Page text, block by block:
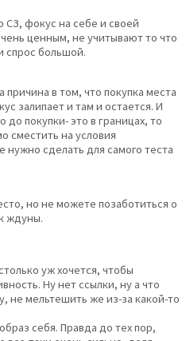
фокус на себе и своей
ценным, не учитывают то что
спрос большой.
в том, что покупка места
залипает и там и остается. И
покупки- это в границах, то
сместить на условия
сделать для самого теста
но не можете позаботиться о
ждуны.
уж хочется, чтобы
Ну нет ссылки, ну а что
не мельтешить же из-за какой-то
себя. Правда до тех пор,